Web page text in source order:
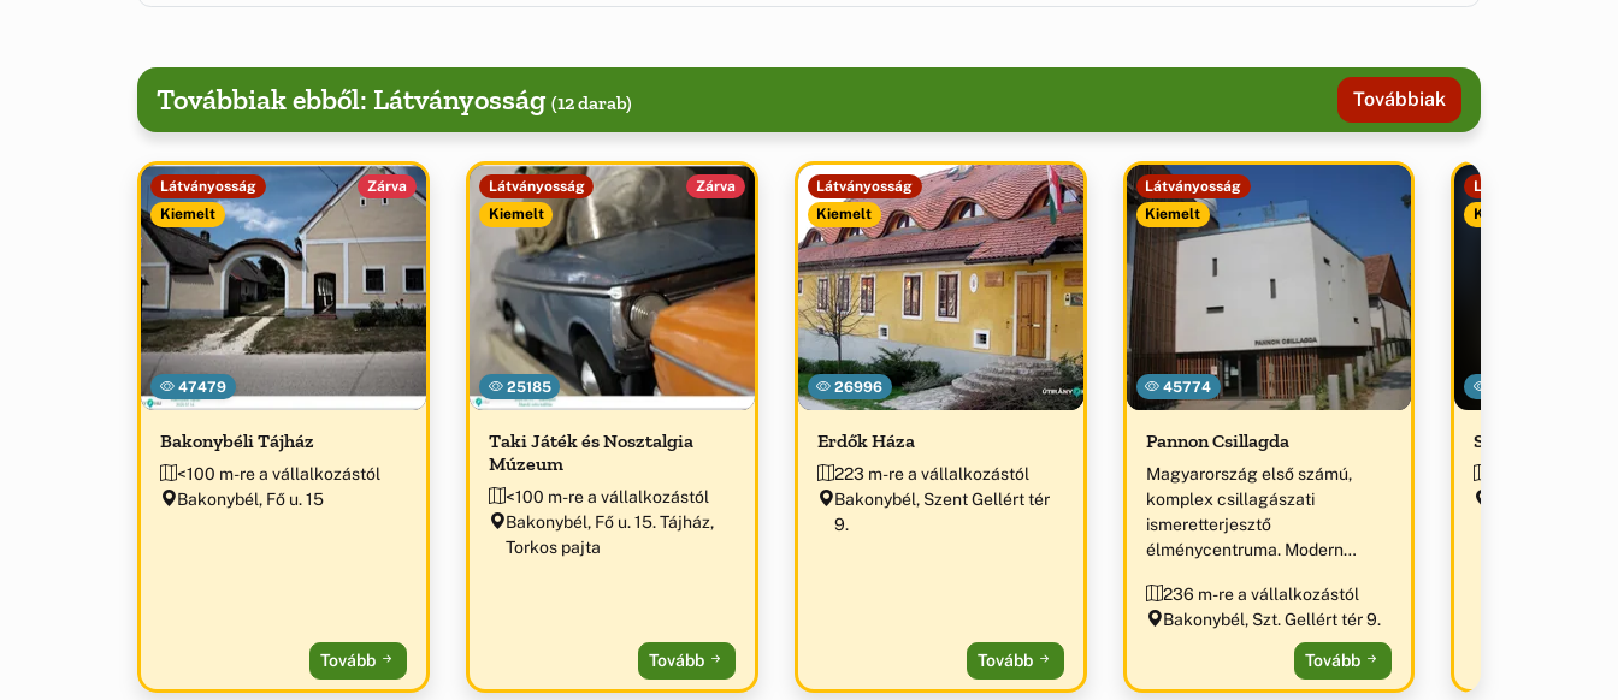
Továbbiak ebből: Látványosság (12 darab) Továbbiak
47479
Látványosság
Kiemelt
Zárva
Bakonybéli Tájház
<100 m-re a vállalkozástól
Bakonybél, Fő u. 15
Tovább
25185
Látványosság
Kiemelt
Zárva
Taki Játék és Nosztalgia
Múzeum
<100 m-re a vállalkozástól
Bakonybél, Fő u. 15. Tájház,
Torkos pajta
Tovább
26996
Látványosság
Kiemelt
Erdők Háza
223 m-re a vállalkozástól
Bakonybél, Szent Gellért tér
9.
Tovább
45774
Látványosság
Kiemelt
Pannon Csillagda
Magyarország első számú,
komplex csillagászati
ismeretterjesztő
élménycentruma. Modern
show, interaktív űrkutatási és
csillagászati kiállítás. „Az év
látogatóközpontja 2012” díj
236 m-re a vállalkozástól
Bakonybél, Szt. Gellért tér 9.
Tovább
Látványosság
Kiemelt
Szent